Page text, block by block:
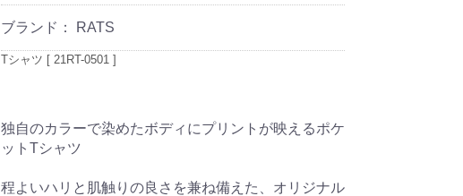
ブランド： RATS
Tシャツ [ 21RT-0501 ]
独自のカラーで染めたボディにプリントが映えるポケ
ットTシャツ
程よいハリと肌触りの良さを兼ね備えた、オリジナル